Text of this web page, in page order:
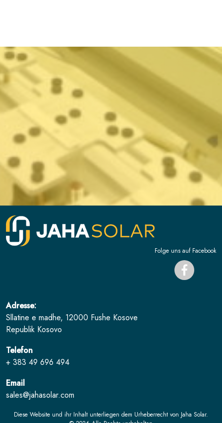
Folge uns auf Facebook
Adresse:
Sllatine e madhe, 12000 Fushe Kosove
Republik Kosovo
Telefon
+ 383 49 696 494
Email
sales@jahasolar.com
Diese Website und ihr Inhalt unterliegen dem Urheberrecht von Jaha Solar.